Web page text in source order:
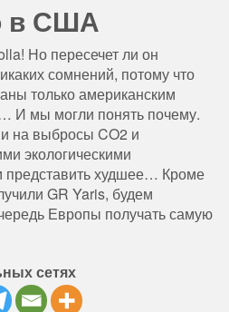
в США
Но пересечет ли он
сомнений, потому что
только американским
И мы могли понять почему.
на выбросы CO2 и
экологическими
худшее… Кроме
GR Yaris, будем
Европы получать самую
сетях